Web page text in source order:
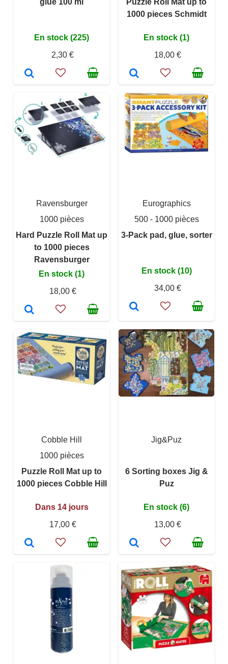
En stock (225)
2,30 €
1000 pieces Schmidt
En stock (1)
18,00 €
Ravensburger
1000 pièces
Hard Puzzle Roll Mat up
to 1000 pieces
Ravensburger
En stock (1)
18,00 €
Eurographics
500 - 1000 pièces
3-Pack pad, glue, sorter
En stock (10)
34,00 €
Cobble Hill
1000 pièces
Puzzle Roll Mat up to
1000 pieces Cobble Hill
Dans 14 jours
17,00 €
Jig&Puz
6 Sorting boxes Jig &
Puz
En stock (6)
13,00 €